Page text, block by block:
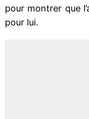
pour montrer que
pour lui.